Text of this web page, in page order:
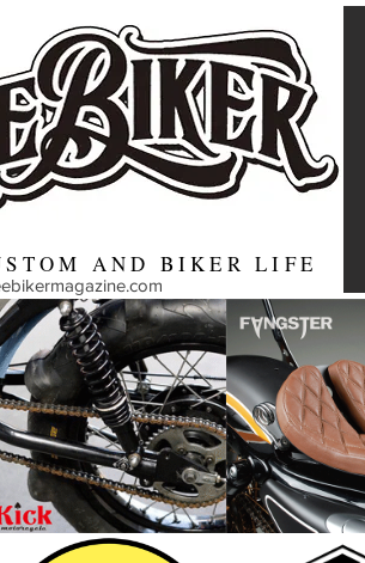
AND BIKER LIFE